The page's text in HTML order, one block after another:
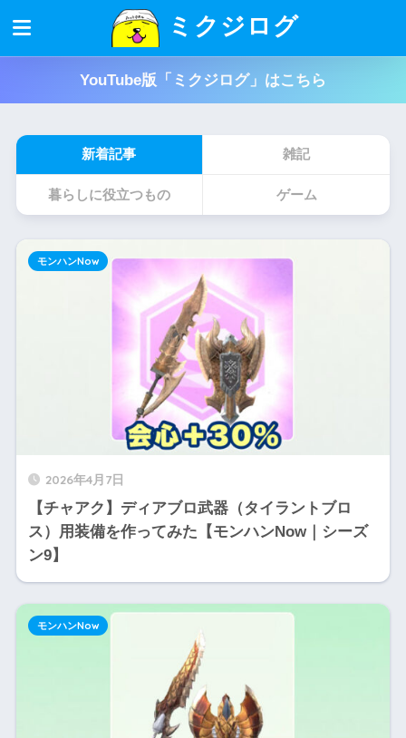
ミクジログ
YouTube版「ミクジログ」はこちら
新着記事 雑記
暮らしに役立つもの ゲーム
2026年4月7日
【チャアク】ディアブロ武器（タイラントブロ
ス）用装備を作ってみた【モンハンNow｜シーズ
ン9】
モンハンNow
モンハンNow